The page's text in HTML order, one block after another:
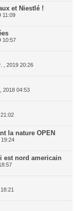
et Niestlé !
11:09
10:57
, 2019 20:26
2018 04:53
la nature OPEN
est nord americain